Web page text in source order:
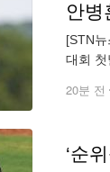
안
[STN
대회
20분 전
‘순